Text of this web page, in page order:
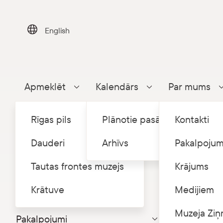
English
Apmeklēt Parādīt apakšizvēlni
Rīgas pils
Dauderi
Tautas frontes muzejs
Krātuve
Kalendārs Parādīt apakšizvēlni
Plānotie pasākumi
Arhīvs
Par mums
Kontakti
Krājums
Medijiem
Muzeja
Par mums
Pakalpojumi